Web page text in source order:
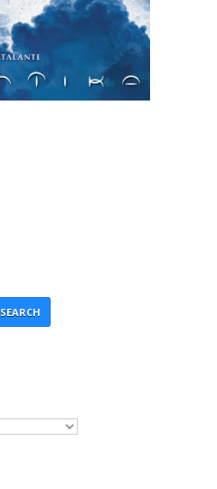
SEARCH